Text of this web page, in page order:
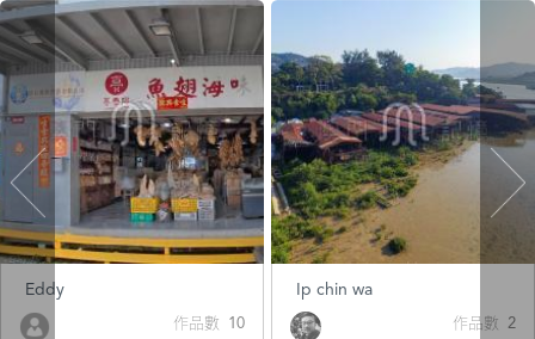
Eddy
作品數 10
Ip chin wa
作品數 2